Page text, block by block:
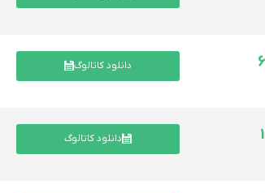
دانلود کاتالوگ
دانلود کاتالوگ